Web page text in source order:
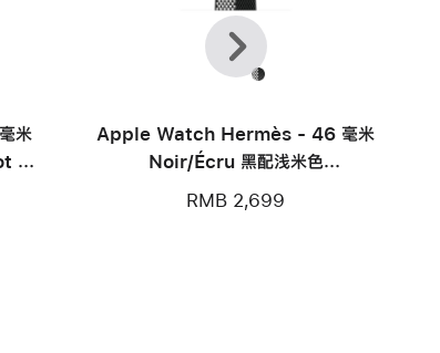
米
表
Apple Watch Hermès - 46 毫米
Noir/Écru 黑配浅米色
RMB 2,699
上
一
个
下
一
个